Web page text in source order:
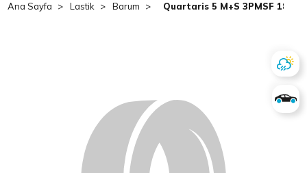
Ana Sayfa Lastik Barum Quartaris 5 M+S 3PMSF 185/